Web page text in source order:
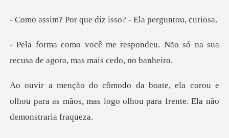
ue diz isso? - Ela
deu. Não só na sua
recusa de ago
orou e
olhou para as mãos, mas logo olhou p